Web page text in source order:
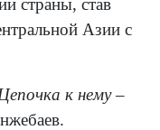
Азии с
к нему –